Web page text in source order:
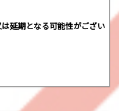
延期となる可能性がござい